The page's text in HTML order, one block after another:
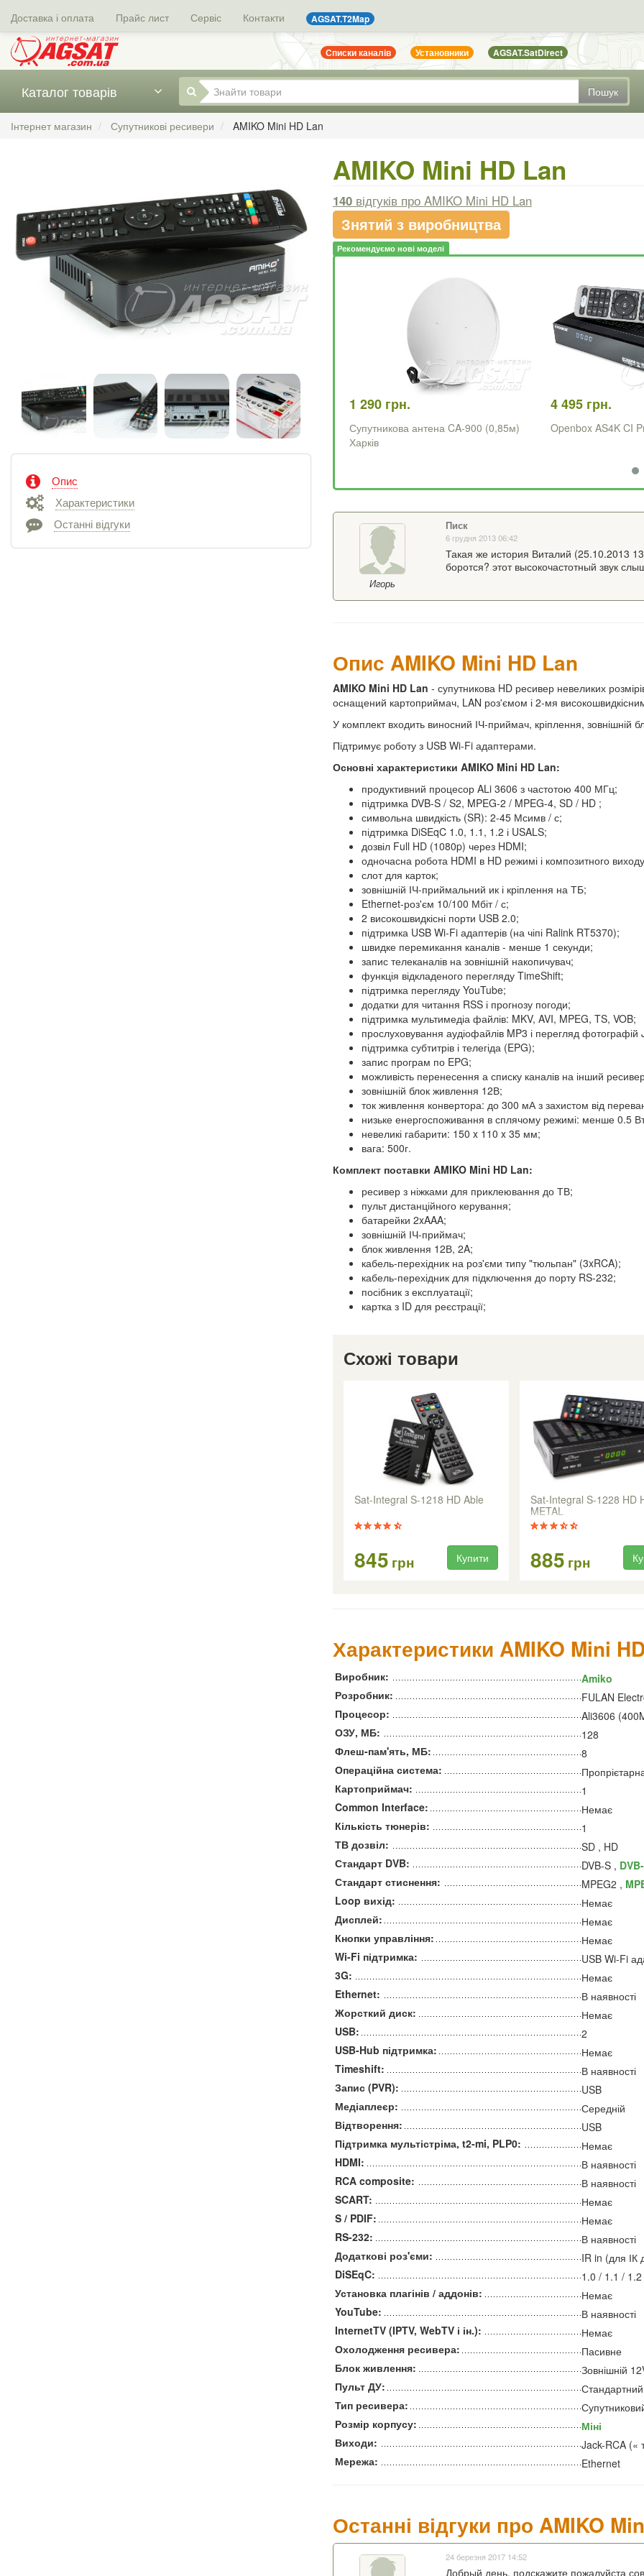
Доставка і оплата Прайс лист Сервіс Контакти AGSAT.T2Map
Списки каналів Установники AGSAT.SatDirect
Пошук
Каталог товарів
Інтернет магазин Супутникові ресивери AMIKO Mini HD Lan
Опис
Характеристики
Останні відгуки
AMIKO Mini HD Lan
140 відгуків про AMIKO Mini HD Lan
Знятий з виробництва
Рекомендуємо нові моделі
1 290 грн.
Супутникова антена CA-900 (0,85м)
Харків
4 495 грн.
Openbox AS4K CI
Игорь
Писк
6 грудня 2013 06:42
Такая же история Виталий (25.10.2013
боротся? этот высокочастотный звук
Опис AMIKO Mini HD Lan
AMIKO Mini HD Lan - супутникова HD ресивер невеликих
оснащений картоприймач, LAN роз'ємом і 2-мя
У комплект входить виносний ІЧ-приймач, кріплення, зовнішній
Підтримує роботу з USB Wi-Fi адаптерами.
Основні характеристики AMIKO Mini HD Lan:
продуктивний процесор ALi 3606 з частотою 400 МГц;
підтримка DVB-S / S2, MPEG-2 / MPEG-4, SD / HD ;
символьна швидкість (SR): 2-45 Мсимв / с;
підтримка DiSEqC 1.0, 1.1, 1.2 і USALS;
дозвіл Full HD (1080p) через HDMI;
одночасна робота HDMI в HD режимі і композитного
слот для карток;
зовнішній ІЧ-приймальний ик і кріплення на ТБ;
Ethernet-роз'єм 10/100 Мбіт / с;
2 високошвидкісні порти USB 2.0;
підтримка USB Wi-Fi адаптерів (на чіпі Ralink RT5370);
швидке перемикання каналів - менше 1 секунди;
запис телеканалів на зовнішній накопичувач;
функція відкладеного перегляду TimeShift;
підтримка перегляду YouTube;
додатки для читання RSS і прогнозу погоди;
підтримка мультимедіа файлів: MKV, AVI, MPEG, TS, VOB;
прослуховування аудіофайлів MP3 і перегляд фотографій
підтримка субтитрів і телегіда (EPG);
запис програм по EPG;
можливість перенесення а списку каналів на інший
зовнішній блок живлення 12В;
ток живлення конвертора: до 300 мА з захистом від
низьке енергоспоживання в сплячому режимі: менше 0.5
невеликі габарити: 150 x 110 x 35 мм;
вага: 500г.
Комплект поставки AMIKO Mini HD Lan:
ресивер з ніжками для приклеювання до ТВ;
пульт дистанційного керування;
батарейки 2xAAA;
зовнішній ІЧ-приймач;
блок живлення 12В, 2A;
кабель-перехідник на роз'єми типу "тюльпан" (3xRCA);
кабель-перехідник для підключення до порту RS-232;
посібник з експлуатації;
картка з ID для реєстрації;
Схожі товари
Sat-Integral S-1218 HD Able
845 грн Купити
Sat-Integral S-1228 HD
METAL
885 грн
Характеристики AMIKO Mini
Виробник:
Amiko
Розробник:
FULAN
Процесор:
Ali3606
ОЗУ, МБ:
128
Флеш-пам'ять, МБ:
8
Операційна система:
Картоприймач:
1
Common Interface:
Немає
Кількість тюнерів:
1
ТВ дозвіл:
SD , HD
Стандарт DVB:
DVB-S ,
Стандарт стиснення:
MPEG2 ,
Loop вихід:
Немає
Дисплей:
Немає
Кнопки управління:
Немає
Wi-Fi підтримка:
USB Wi-Fi
3G:
Немає
Ethernet:
В наявності
Жорсткий диск:
Немає
USB:
2
USB-Hub підтримка:
Немає
Timeshift:
В наявності
Запис (PVR):
USB
Медіаплеєр:
Середній
Відтворення:
USB
Підтримка мультістріма, t2-mi, PLP0:
Немає
HDMI:
В наявності
RCA composite:
В наявності
SCART:
Немає
S / PDIF:
Немає
RS-232:
В наявності
Додаткові роз'єми:
IR in (для ІК
DiSEqC:
1.0 / 1.1 /
Установка плагінів / аддонів:
Немає
YouTube:
В наявності
InternetTV (IPTV, WebTV і ін.):
Немає
Охолодження ресивера:
Пасивне
Блок живлення:
Зовнішній
Пульт ДУ:
Стандартний
Тип ресивера:
Розмір корпусу:
Міні
Виходи:
Jack-RCA («
Мережа:
Ethernet
Останні відгуки про AMIKO
24 березня 2017 14:52
Добрый день, подскажите пожалуйста